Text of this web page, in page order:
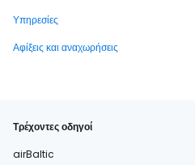
Υπηρεσίες
Αφίξεις και αναχωρήσεις
Τρέχοντες οδηγοί
airBaltic